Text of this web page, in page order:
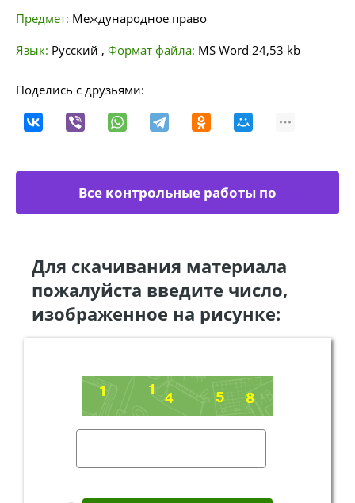
Предмет: Международное право
Язык: Русский , Формат файла: MS Word 24,53 kb
Поделись с друзьями:
Все контрольные работы по
Для скачивания материала
пожалуйста введите число,
изображенное на рисунке: